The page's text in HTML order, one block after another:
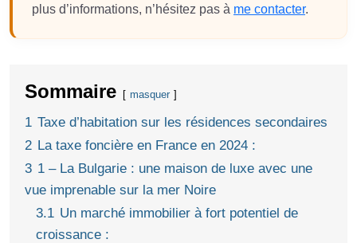
plus d’informations, n’hésitez pas à me contacter.
Sommaire masquer
1 Taxe d’habitation sur les résidences secondaires
2 La taxe foncière en France en 2024 :
3 1 – La Bulgarie : une maison de luxe avec une
vue imprenable sur la mer Noire
3.1 Un marché immobilier à fort potentiel de
croissance :